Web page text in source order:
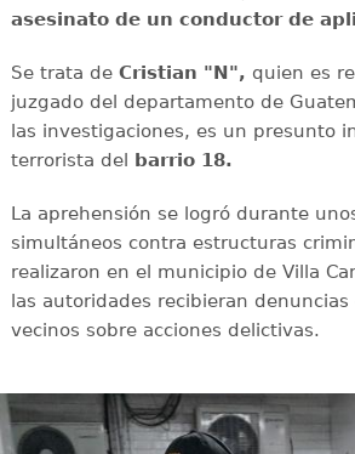
asesinato de un conductor de
Se trata de Cristian "N", quien es
juzgado del departamento de
las investigaciones, es un presunto
terrorista del
barrio 18.
La aprehensión se logró durante
simultáneos contra estructuras
realizaron en el municipio de Villa
las autoridades recibieran
vecinos sobre acciones delictivas.